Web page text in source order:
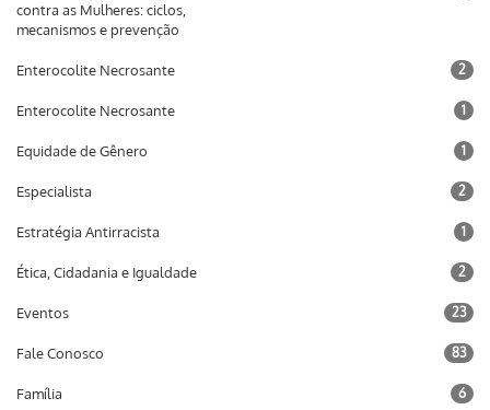
contra as Mulheres: ciclos,
mecanismos e prevenção
Enterocolite Necrosante 2
Enterocolite Necrosante 1
Equidade de Gênero 1
Especialista 2
Estratégia Antirracista 1
Ética, Cidadania e Igualdade 2
Eventos 23
Fale Conosco 83
Família 6